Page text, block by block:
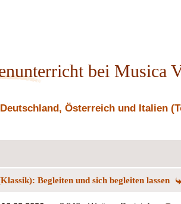
bei Musica
Österreich und Italien
Begleiten und sich begleiten lassen